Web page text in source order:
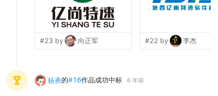
#23 by 向正军 #22 by 李杰
杨勇的#16作品成功中标 6 年前